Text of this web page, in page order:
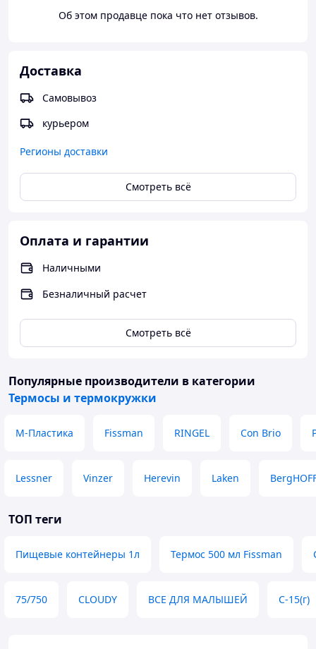
Об этом продавце пока что нет отзывов.
Доставка
Самовывоз
курьером
Регионы доставки
Смотреть всё
Оплата и гарантии
Наличными
Безналичный расчет
Смотреть всё
Популярные производители в категории
Термосы и термокружки
М-Пластика Fissman RINGEL Con Brio
Lessner Vinzer Herevin Laken
ТОП теги
Пищевые контейнеры 1л Термос 500 мл Fissman
75/750 CLOUDY ВСЕ ДЛЯ МАЛЫШЕЙ С-15(г)